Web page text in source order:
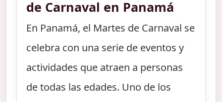
de Carnaval en Panamá
En Panamá, el Martes de Carnaval se
celebra con una serie de eventos y
actividades que atraen a personas
de todas las edades. Uno de los